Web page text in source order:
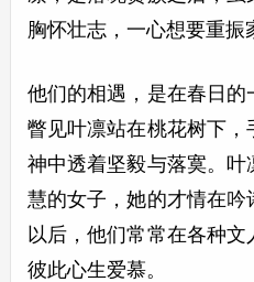
胸怀壮志，一心想要重振
他们的相遇，是在春日的
瞥见叶凛站在桃花树下
神中透着坚毅与落寞。
慧的女子，她的才情在
以后，他们常常在各种文
彼此心生爱慕。